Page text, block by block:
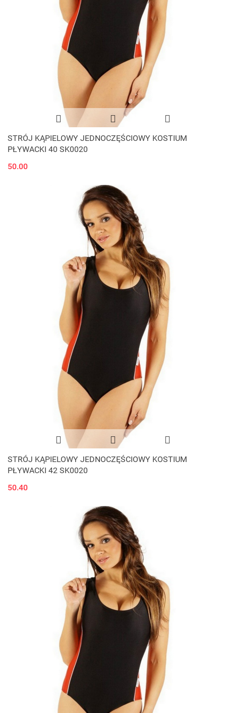
STRÓJ KĄPIELOWY JEDNOCZĘŚCIOWY KOSTIUM
PŁYWACKI 40 SK0020
50.00
STRÓJ KĄPIELOWY JEDNOCZĘŚCIOWY KOSTIUM
PŁYWACKI 42 SK0020
50.40